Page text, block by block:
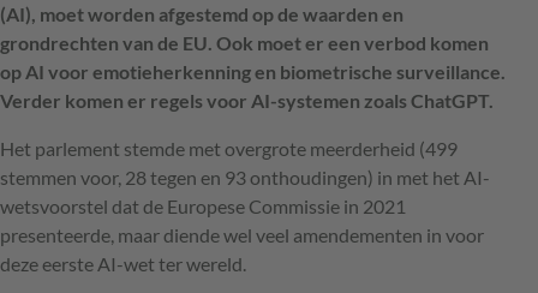
(AI), moet worden afgestemd op de waarden en
grondrechten van de EU. Ook moet er een verbod komen
op AI voor emotieherkenning en biometrische surveillance.
Verder komen er regels voor AI-systemen zoals ChatGPT.
Het parlement stemde met overgrote meerderheid (499
stemmen voor, 28 tegen en 93 onthoudingen) in met het AI-
wetsvoorstel dat de Europese Commissie in 2021
presenteerde, maar diende wel veel amendementen in voor
deze eerste AI-wet ter wereld.